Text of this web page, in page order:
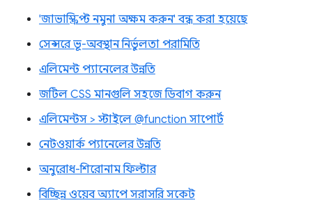
'জাভাস্ক্রিপ্ট নমুনা অক্ষম করুন' বন্ধ করা হয়েছে
সেন্সরে ভূ-অবস্থান নির্ভুলতা পরামিতি
এলিমেন্ট প্যানেলের উন্নতি
জটিল CSS মানগুলি সহজে ডিবাগ করুন
এলিমেন্টস > স্টাইলে @function সাপোর্ট
নেটওয়ার্ক প্যানেলের উন্নতি
অনুরোধ-শিরোনাম ফিল্টার
বিচ্ছিন্ন ওয়েব অ্যাপে সরাসরি সকেট